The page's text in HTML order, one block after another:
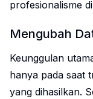
profesionalisme
Mengubah
Keunggulan
hanya pada saat
yang dihasilkan.